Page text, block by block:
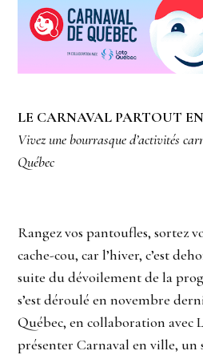
LE CARNAVAL PARTOUT
Vivez une bourrasque d’activités
Québec
Rangez vos pantoufles, sortez
cache-cou, car l’hiver, c’est
suite du dévoilement de la
s’est déroulé en novembre
Québec, en collaboration avec
présenter Carnaval en ville, un